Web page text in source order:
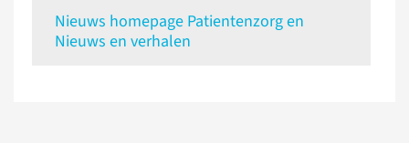
Nieuws homepage Patientenzorg en
Nieuws en verhalen